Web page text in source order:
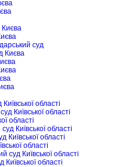
суд
Києва
області
Київської області
області
Київської області
Київської області
області
суд Київської області
області